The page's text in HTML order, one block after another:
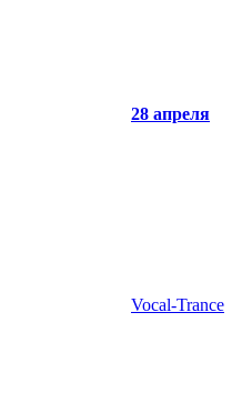
28 апреля
Vocal-Trance